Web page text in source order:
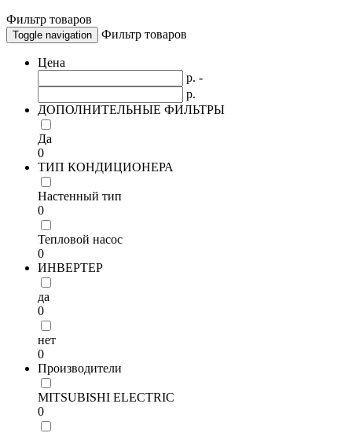
Фильтр товаров
Toggle navigation Фильтр товаров
Цена
р. -
р.
ДОПОЛНИТЕЛЬНЫЕ ФИЛЬТРЫ
Да
0
ТИП КОНДИЦИОНЕРА
Настенный тип
0
Тепловой насос
0
ИНВЕРТЕР
да
0
нет
0
Производители
MITSUBISHI ELECTRIC
0